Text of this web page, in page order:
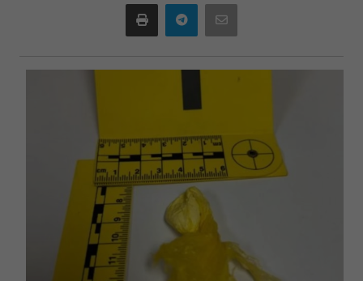
Print Telegram